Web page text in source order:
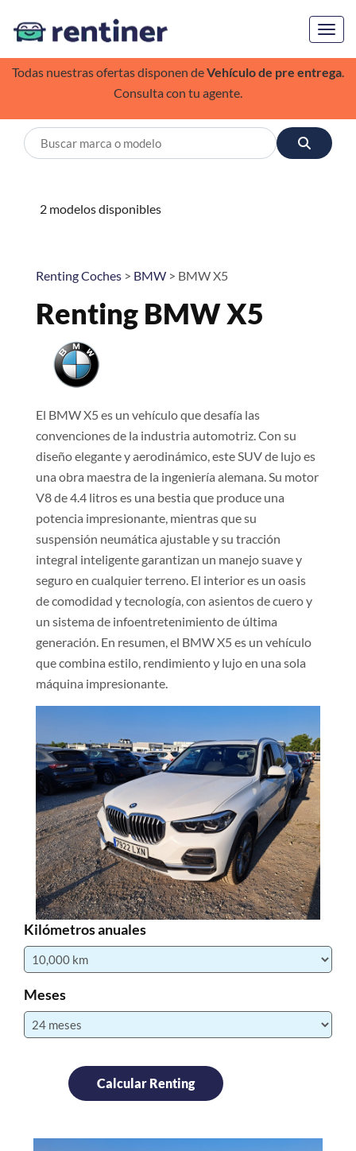
Todas nuestras ofertas disponen deVehículo de pre entrega.
Consulta con tu agente.
2 modelos disponibles
Renting Coches > BMW > BMW X5
Renting BMW X5
El BMW X5 es un vehículo que desafía las
convenciones de la industria automotriz. Con su
diseño elegante y aerodinámico, este SUV de lujo es
una obra maestra de la ingeniería alemana. Su motor
V8 de 4.4 litros es una bestia que produce una
potencia impresionante, mientras que su
suspensión neumática ajustable y su tracción
integral inteligente garantizan un manejo suave y
seguro en cualquier terreno. El interior es un oasis
de comodidad y tecnología, con asientos de cuero y
un sistema de infoentretenimiento de última
generación. En resumen, el BMW X5 es un vehículo
que combina estilo, rendimiento y lujo en una sola
máquina impresionante.
Kilómetros anuales
Meses